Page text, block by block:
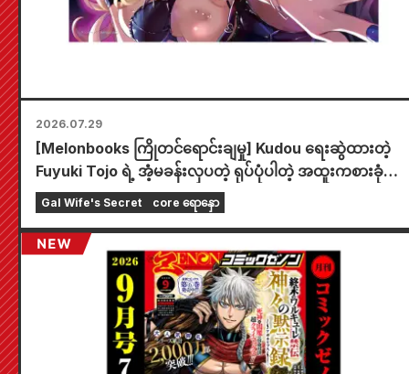
2026.07.29
[Melonbooks ကြိုတင်ရောင်းချမှု] Kudou ရေးဆွဲထားတဲ့
Fuyuki Tojo ရဲ့ အံ့မခန်းလှပတဲ့ ရုပ်ပုံပါတဲ့ အထူးကစားခုံတစ်
ခုပါဝင်တဲ့ အကန့်အသတ်ထုတ် အစုံအတွက် ကြိုတင်မှာယူနိုင်
ပါပြီ။ "The Secret of the Gal Bride" ရဲ့ နောက်ဆုံးထွက်
အတွဲ ၆ ကို အောက်တိုဘာလ ၂၀ ရက်နေ့မှာ ဖြန့်ချိဖို့ စီစဉ်ထား
Gal Wife's Secret core ရောနှော